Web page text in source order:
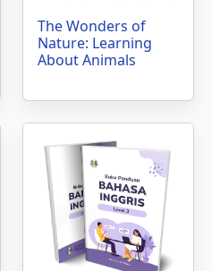
The Wonders of
Nature: Learning
About Animals